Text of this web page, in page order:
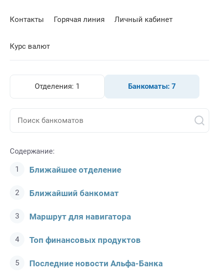
Контакты Горячая линия Личный кабинет
Курс валют
Отделения: 1 Банкоматы: 7
Содержание:
Ближайшее отделение
Ближайший банкомат
Маршрут для навигатора
Топ финансовых продуктов
Последние новости Альфа-Банкa